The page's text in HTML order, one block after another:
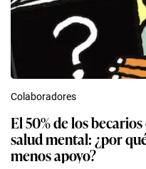
Colaboradores
El 50% de los
salud mental: ¿por
menos apoyo?